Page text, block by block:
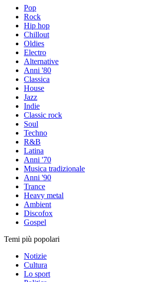
Pop
Rock
Hip hop
Chillout
Oldies
Electro
Alternative
Anni '80
Classica
House
Jazz
Indie
Classic rock
Soul
Techno
R&B
Latina
Anni '70
Musica tradizionale
Anni '90
Trance
Heavy metal
Ambient
Discofox
Gospel
Temi più popolari
Notizie
Cultura
Lo sport